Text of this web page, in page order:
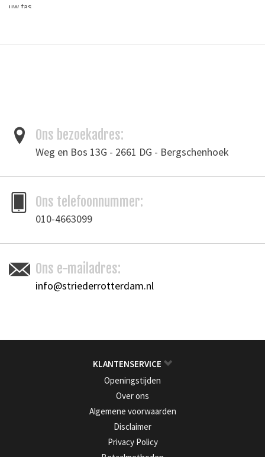
uw tas.
*De kleur van de afbeelding kan iets afwijken van de daadwerkelijke
kleur*
Tags
Toevoegen om te vergelijken
Ons bezoekadres:
Weg en Bos 13G - 2661 DG - Bergschenhoek
Ons telefoonnummer:
010-4663099
Ons e-mailadres:
info@striederrotterdam.nl
KLANTENSERVICE
Openingstijden
Over ons
Algemene voorwaarden
Disclaimer
Privacy Policy